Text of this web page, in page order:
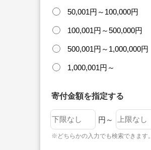
50,001円～100,000円
100,001円～500,000円
500,001円～1,000,000円
1,000,001円～
寄付金額を指定する
円～
※どちらかの入力でも検索できます。